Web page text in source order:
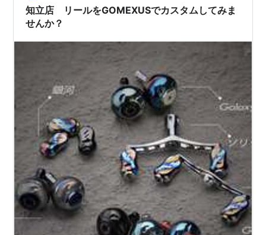
ますよ♬ 今回はメインで使うリールも…
知立店 リールをGOMEXUSでカスタムしてみま
せんか？